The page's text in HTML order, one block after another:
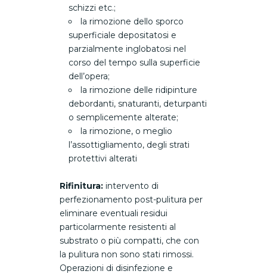
schizzi etc.;
la rimozione dello sporco
superficiale depositatosi e
parzialmente inglobatosi nel
corso del tempo sulla superficie
dell’opera;
la rimozione delle ridipinture
debordanti, snaturanti, deturpanti
o semplicemente alterate;
la rimozione, o meglio
l’assottigliamento, degli strati
protettivi alterati
Rifinitura: intervento di
perfezionamento post-pulitura per
eliminare eventuali residui
particolarmente resistenti al
substrato o più compatti, che con
la pulitura non sono stati rimossi.
Operazioni di disinfezione e